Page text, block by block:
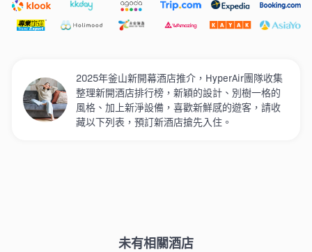
2025年釜山新開幕酒店推介，HyperAir團隊收集
整理新開酒店排行榜，新穎的設計、別樹一格的
風格、加上新淨設備，喜歡新鮮感的遊客，請收
藏以下列表，預訂新酒店搶先入住。
未有相關酒店